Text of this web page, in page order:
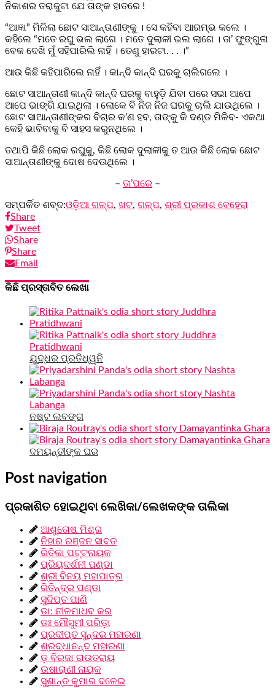
ନିକାଶର ତରାଜୁଟା ଯେ ତାଙ୍କ ହାତରେ !
“ଆଜ୍ଞା” ମିଳିଲା ଛୋଟ ସାଆନ୍ତାଣୀଙ୍କୁ । ସେ କହିବା ଆରମ୍ଭ କଲେ ।
କହିଲେ “ମତେ ରଘୁ ଭଲ ଲାଗେ । ମତେ ଦୁଲାଳୀ ଭଲ ଲାଗେ । ତା’ ଫୁଙ୍ଗୁଳା
ବେକ ଦେଖି ମୁଁ ସହିପାରିଲି ନାହିଁ । ତେଣୁ ହାରଟା. . . ।”
ଆଉ କିଛି କହିପାରିଲେ ନାହିଁ । କାନ୍ଦି କାନ୍ଦି ଘରକୁ ଚାଲିଗଲେ ।
ଛୋଟ ସାଆନ୍ତାଣୀ କାନ୍ଦି କାନ୍ଦି ଘରକୁ ବାହୁଡ଼ି ଯିବା ପରେ ସଭା ଆପେ
ଆପେ ଭାଙ୍ଗି ଯାଇଥିଲା । ଲୋକେ ବି ନିଜ ନିଜ ଘରକୁ ଚାଲି ଯାଉଥିଲେ ।
ଛୋଟ ସାଆନ୍ତାଣୀଙ୍କର ବିଚାର କ’ଣ ହବ, ତାଙ୍କୁ କି ଦଣ୍ଡ ମିଳିବ- ଏକଥା
କେହି ଭାବିବାକୁ ବି ସାହସ କରୁନଥିଲେ ।
ତଥାପି କିଛି ଲୋକ ରଘୁକୁ, କିଛି ଲୋକ ଦୁଲାଳୀକୁ ତ ଆଉ କିଛି ଲୋକ ଛୋଟ
ସାଆନ୍ତାଣୀଙ୍କୁ ଦୋଷ ଦେଉଥିଲେ ।
– ତା’ପରେ –
ସମ୍ପର୍କିତ ଶବ୍ଦ:ଓଡ଼ିଆ ଗଳ୍ପ, ଖଟ, ଗଳ୍ପ, ଶ୍ରୀ ପ୍ରକାଶ ବେହେରା
Share
Tweet
Share
Share
Email
କିଛି ପ୍ରସ୍ତାବିତ ଲେଖା
ଯୁଦ୍ଧର ପ୍ରତିଧ୍ୱନି
ନଷ୍ଟ ଲବଙ୍ଗ
ଦମୟନ୍ତୀଙ୍କ ଘର
Post navigation
ପ୍ରକାଶିତ ହୋଇଥିବା ଲେଖିକା/ଲେଖକଙ୍କ ତାଲିକା
ଆଶୁତୋଷ ମିଶ୍ର
ନିହାର ରଞ୍ଜନ ସାବତ
ରିତିକା ପଟ୍ଟନାୟକ
ପ୍ରିୟଦର୍ଶନୀ ପଣ୍ଡା
ଶ୍ରୀ ବିନୟ ମହାପାତ୍ର
ରିତିନ୍ଦ୍ର ପଣ୍ଡା
ସୁଦିପ୍ତ ପାଣି
ଡା: ନୀଳମାଧବ କର
ଡଃ ମୌସୁମୀ ପରିଡ଼ା
ପ୍ରଦୀପ୍ତ ସୁନ୍ଦର ମହାରଣା
ଶ୍ରଦ୍ଧାନନ୍ଦ ମହାରଣା
ଡ଼ ବିରଜା ରାଉତରାୟ
ଉଷାରାଣୀ ନାୟକ
ସୁଶାନ୍ତ କୁମାର ଦଳେଇ